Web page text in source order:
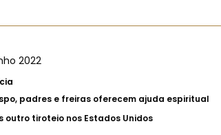
2022
padres e freiras oferecem ajuda espiritual
outro tiroteio nos Estados Unidos